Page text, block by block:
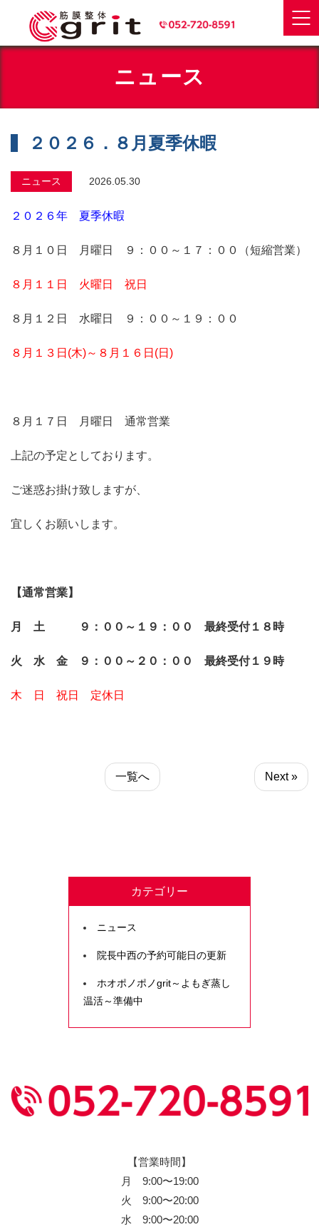
ニュース
２０２６．８月夏季休暇
ニュース 2026.05.30
２０２６年 夏季休暇
８月１０日 月曜日 ９：００～１７：００（短縮営業）
８月１１日 火曜日 祝日
８月１２日 水曜日 ９：００～１９：００
８月１３日(木)～８月１６日(日)
８月１７日 月曜日 通常営業
上記の予定としております。
ご迷惑お掛け致しますが、
宜しくお願いします。
【通常営業】
月 土 ９：００～１９：００ 最終受付１８時
火 水 金 ９：００～２０：００ 最終受付１９時
木 日 祝日 定休日
一覧へ Next »
カテゴリー
ニュース
院長中西の予約可能日の更新
ホオポノポノgrit～よもぎ蒸し
温活～準備中
【営業時間】
月 9:00〜19:00
火 9:00〜20:00
水 9:00〜20:00